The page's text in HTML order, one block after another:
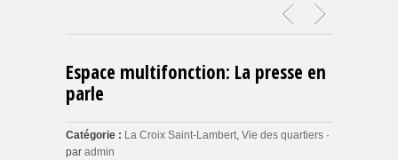
Espace multifonction: La presse en
parle
Catégorie : La Croix Saint-Lambert, Vie des quartiers ·
par admin